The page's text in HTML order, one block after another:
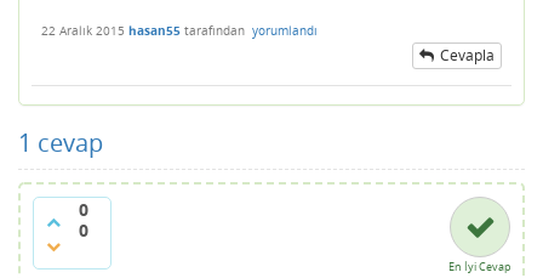
22 Aralık 2015 hasan55 tarafından yorumlandı
Cevapla
1 cevap
0
0
En İyi Cevap